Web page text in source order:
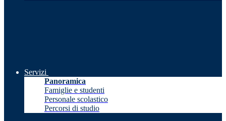
Servizi
Panoramica
Famiglie e studenti
Personale scolastico
Percorsi di studio